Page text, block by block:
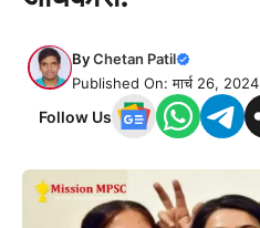
ByChetan Patil
Published On: मार्च 26, 2024
Follow Us